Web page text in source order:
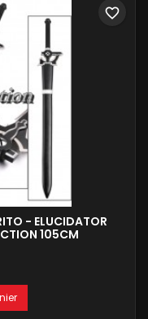
- ELUCIDATOR
105CM
favorite_border